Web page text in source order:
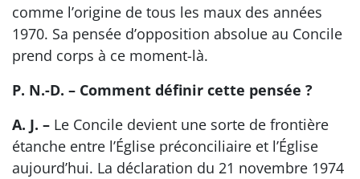
comme l’origine de tous les maux des années
1970. Sa pensée d’opposition absolue au Concile
prend corps à ce moment-là.
P. N.-D. – Comment définir cette pensée ?
A. J. – Le Concile devient une sorte de frontière
étanche entre l’Église préconciliaire et l’Église
aujourd’hui. La déclaration du 21 novembre 1974